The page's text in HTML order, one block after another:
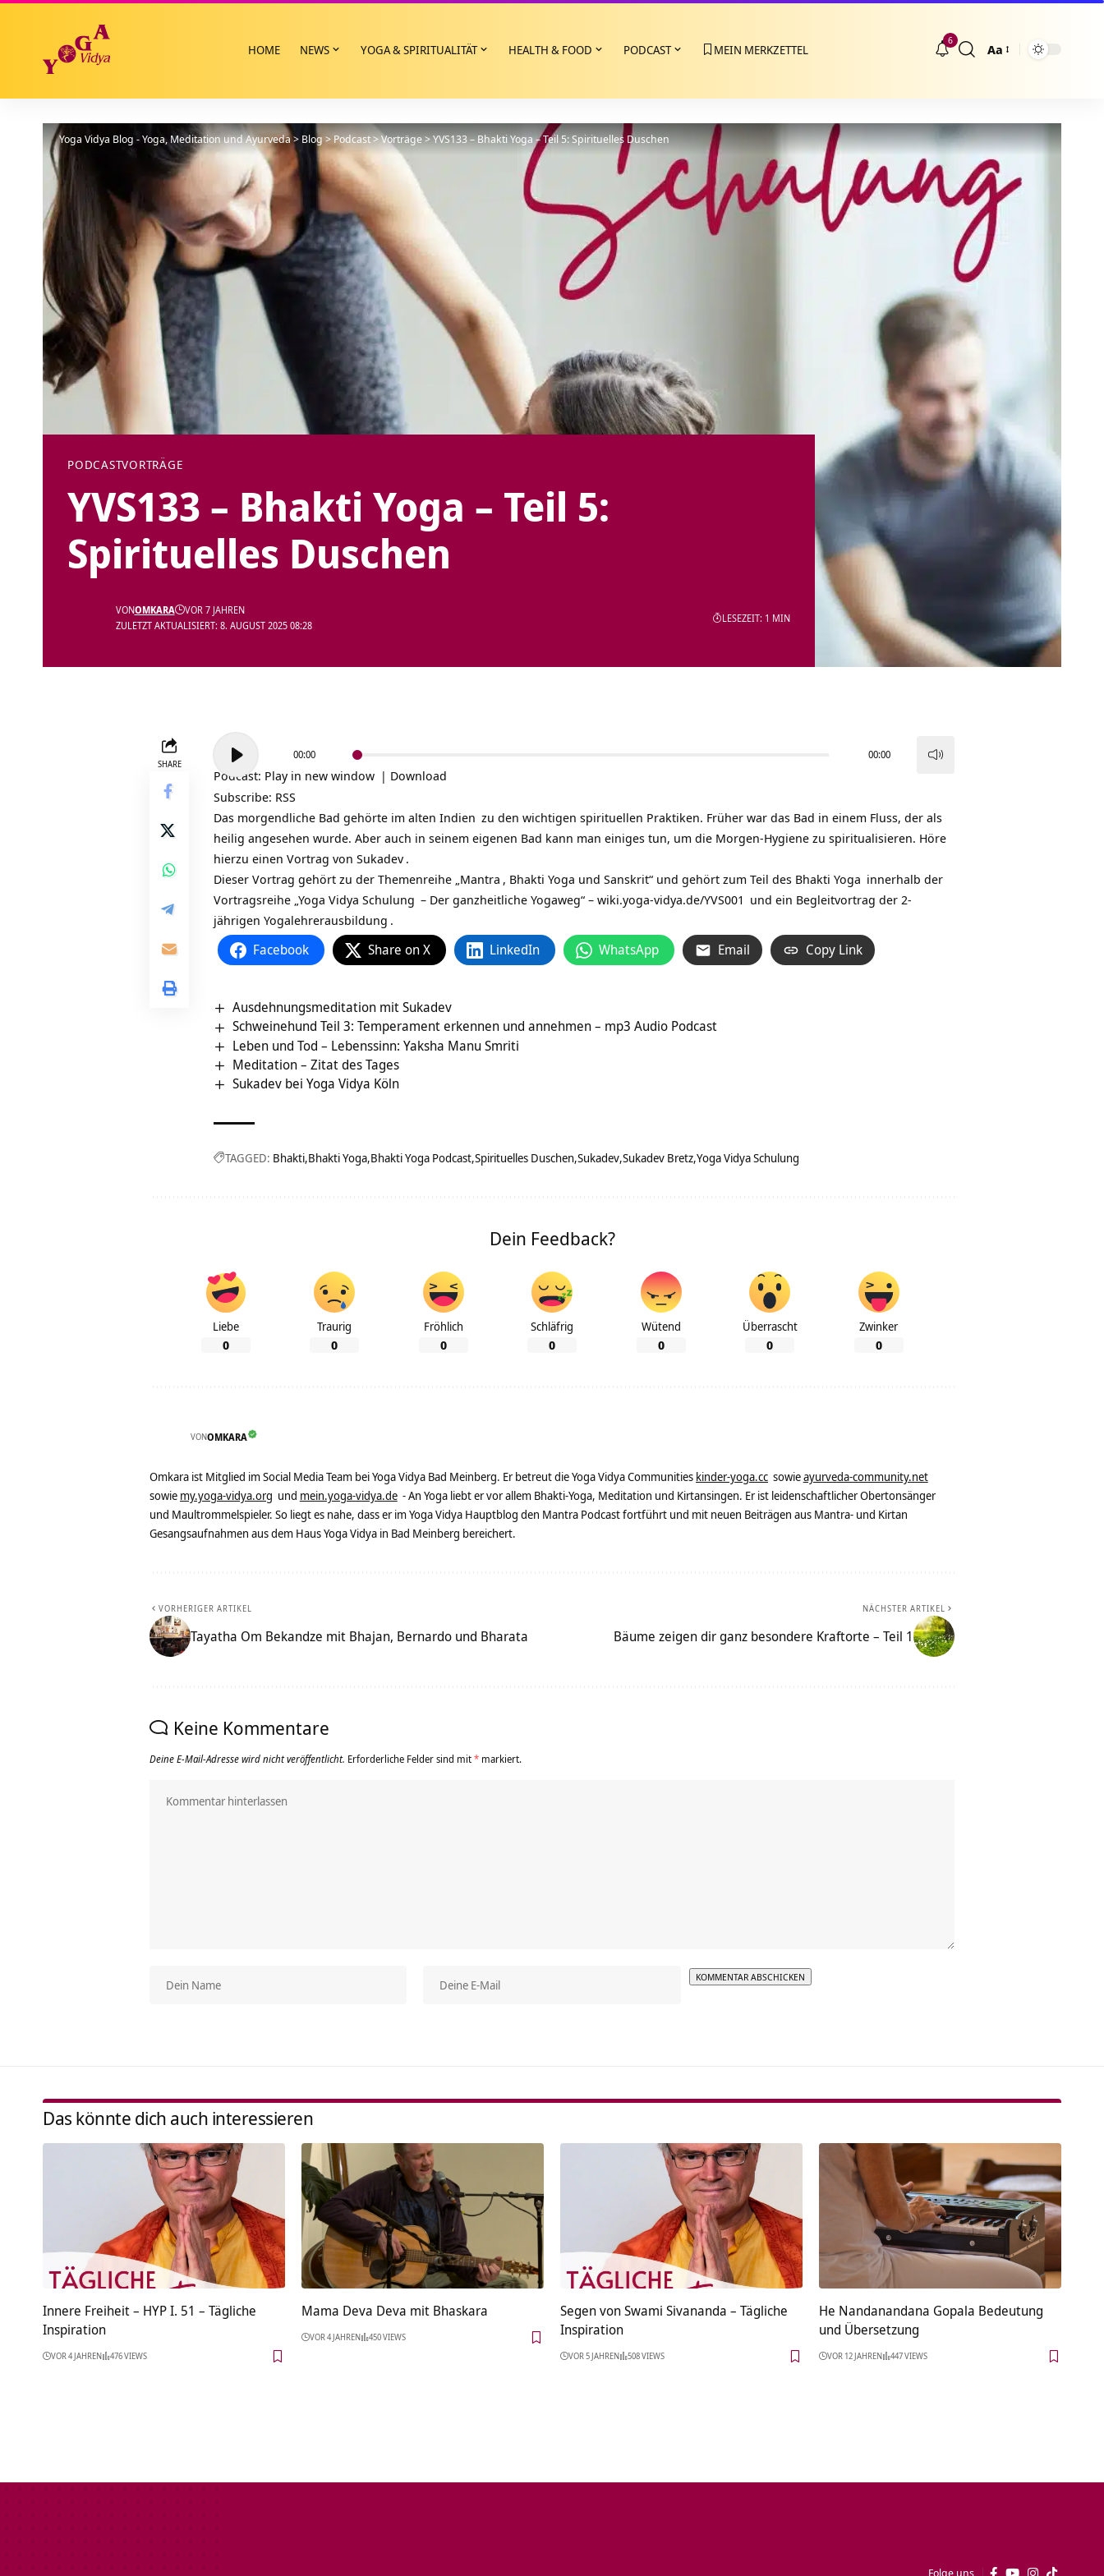
HOME NEWS YOGA & SPIRITUALITÄT HEALTH & FOOD PODCAST MEIN MERKZETTEL
6
Größenänderung
Aa
Yoga Vidya Blog - Yoga, Meditation und Ayurveda> Blog > Podcast>Vorträge>YVS133 – Bhakti Yoga – Teil 5: Spirituelles Duschen
PODCASTVORTRÄGE
YVS133 – Bhakti Yoga – Teil 5:
Spirituelles Duschen
ZULETZT AKTUALISIERT: 8. AUGUST 2025 08:28
VONOMKARA VOR 7 JAHREN
LESEZEIT: 1 MIN
SHARE
Player
00:00 00:00
Podcast: Play in new window | Download
Subscribe: RSS
Das morgendliche Bad gehörte im alten Indien zu den wichtigen spirituellen Praktiken. Früher war das Bad in einem Fluss, der als
heilig angesehen wurde. Aber auch in seinem eigenen Bad kann man einiges tun, um die Morgen-Hygiene zu spiritualisieren. Höre
hierzu einen Vortrag von Sukadev .
Dieser Vortrag gehört zu der Themenreihe „Mantra , Bhakti Yoga und Sanskrit“ und gehört zum Teil des Bhakti Yoga innerhalb der
Vortragsreihe „Yoga Vidya Schulung – Der ganzheitliche Yogaweg“ – wiki.yoga-vidya.de/YVS001 und ein Begleitvortrag der 2-
jährigen Yogalehrerausbildung .
Facebook Share on X LinkedIn WhatsApp Email Copy Link
Ausdehnungsmeditation mit Sukadev
Schweinehund Teil 3: Temperament erkennen und annehmen – mp3 Audio Podcast
Leben und Tod – Lebenssinn: Yaksha Manu Smriti
Meditation – Zitat des Tages
Sukadev bei Yoga Vidya Köln
TAGGED: Bhakti Bhakti Yoga Bhakti Yoga Podcast Spirituelles Duschen Sukadev Sukadev Bretz Yoga Vidya Schulung
Dein Feedback?
Liebe
0
Traurig
0
Fröhlich
0
Schläfrig
0
Wütend
0
Überrascht
0
Zwinker
0
VONOMKARA
Omkara ist Mitglied im Social Media Team bei Yoga Vidya Bad Meinberg. Er betreut die Yoga Vidya Communities kinder-yoga.cc sowieayurveda-community.net
sowie my.yoga-vidya.org und mein.yoga-vidya.de - An Yoga liebt er vor allem Bhakti-Yoga, Meditation und Kirtansingen. Er ist leidenschaftlicher Obertonsänger
und Maultrommelspieler. So liegt es nahe, dass er im Yoga Vidya Hauptblog den Mantra Podcast fortführt und mit neuen Beiträgen aus Mantra- und Kirtan
Gesangsaufnahmen aus dem Haus Yoga Vidya in Bad Meinberg bereichert.
VORHERIGER ARTIKEL
Tayatha Om Bekandze mit Bhajan, Bernardo und Bharata
NÄCHSTER ARTIKEL
Bäume zeigen dir ganz besondere Kraftorte – Teil 1
Keine Kommentare
Deine E-Mail-Adresse wird nicht veröffentlicht. Erforderliche Felder sind mit* markiert.
Das könnte dich auch interessieren
Innere Freiheit – HYP I. 51 – Tägliche
Inspiration
VOR 4 JAHREN 476 VIEWS
Mama Deva Deva mit Bhaskara
VOR 4 JAHREN 450 VIEWS
Segen von Swami Sivananda – Tägliche
Inspiration
VOR 5 JAHREN 508 VIEWS
He Nandanandana Gopala Bedeutung
und Übersetzung
VOR 12 JAHREN 447 VIEWS
Folge uns